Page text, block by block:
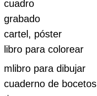
cuadro
grabado
cartel, póster
libro para colorear
mlibro para dibujar
cuaderno de bocetos